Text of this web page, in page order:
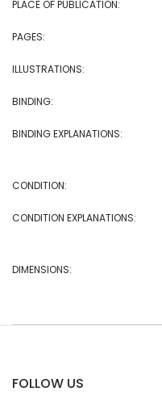
PLACE OF PUBLICATION:
PAGES:
ILLUSTRATIONS:
BINDING:
BINDING EXPLANATIONS:
CONDITION:
CONDITION EXPLANATIONS:
DIMENSIONS:
FOLLOW US